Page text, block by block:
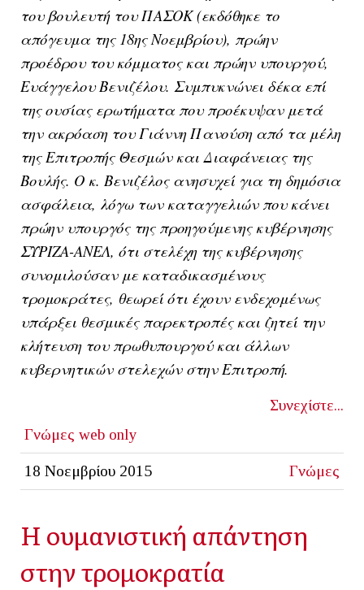
του βουλευτή του ΠΑΣΟΚ (εκδόθηκε το
απόγευμα της 18ης Νοεμβρίου), πρώην
προέδρου του κόμματος και πρώην υπουργού,
Ευάγγελου Βενιζέλου. Συμπυκνώνει δέκα επί
της ουσίας ερωτήματα που προέκυψαν μετά
την ακρόαση του Γιάννη Πανούση από τα μέλη
της Επιτροπής Θεσμών και Διαφάνειας της
Βουλής. Ο κ. Βενιζέλος ανησυχεί για τη δημόσια
ασφάλεια, λόγω των καταγγελιών που κάνει
πρώην υπουργός της προηγούμενης κυβέρνησης
ΣΥΡΙΖΑ-ΑΝΕΛ, ότι στελέχη της κυβέρνησης
συνομιλούσαν με καταδικασμένους
τρομοκράτες, θεωρεί ότι έχουν ενδεχομένως
υπάρξει θεσμικές παρεκτροπές και ζητεί την
κλήτευση του πρωθυπουργού και άλλων
κυβερνητικών στελεχών στην Επιτροπή.
Συνεχίστε...
Γνώμες web only
18 Νοεμβρίου 2015 Γνώμες
Η ουμανιστική απάντηση
στην τρομοκρατία